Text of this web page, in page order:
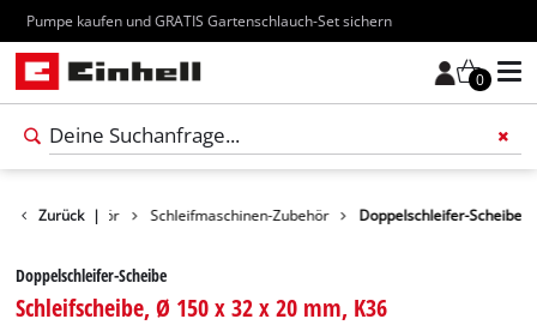
Kostenloser Versand ab 70€
0
Zurück |
Zubehör Schleifmaschinen-Zubehör Doppelschleifer-Scheibe
Doppelschleifer-Scheibe
Schleifscheibe, Ø 150 x 32 x 20 mm, K36